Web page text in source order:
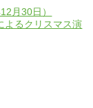
月30日）
よるクリスマス演